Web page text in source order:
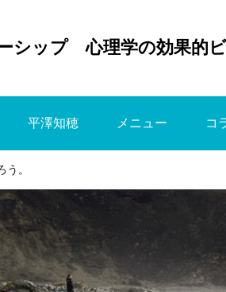
シップ 心理学の効果的
平澤知穂 メニュー コ
う。